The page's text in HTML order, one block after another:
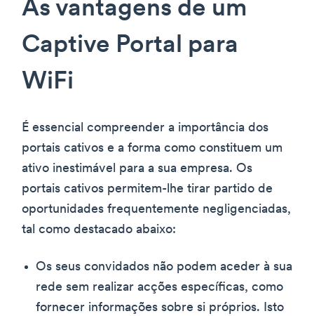
As vantagens de um
Captive Portal para
WiFi
É essencial compreender a importância dos
portais cativos e a forma como constituem um
ativo inestimável para a sua empresa. Os
portais cativos permitem-lhe tirar partido de
oportunidades frequentemente negligenciadas,
tal como destacado abaixo:
Os seus convidados não podem aceder à sua
rede sem realizar acções específicas, como
fornecer informações sobre si próprios. Isto